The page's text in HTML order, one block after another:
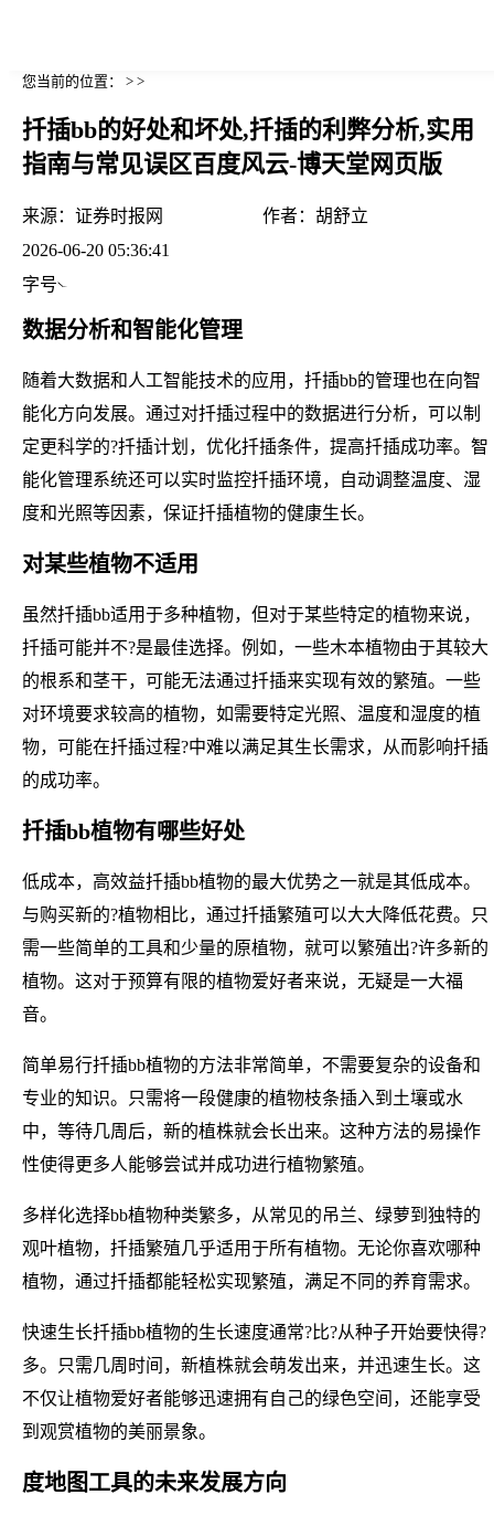
您当前的位置： > >
扦插bb的好处和坏处,扦插的利弊分析,实用
指南与常见误区百度风云-博天堂网页版
来源： 证券时报网 作者： 胡舒立
2026-06-20 05:36:41
字号
数据分析和智能化管理
随着大数据和人工智能技术的应用，扦插bb的管理也在向智
能化方向发展。通过对扦插过程中的数据进行分析，可以制
定更科学的?扦插计划，优化扦插条件，提高扦插成功率。智
能化管理系统还可以实时监控扦插环境，自动调整温度、湿
度和光照等因素，保证扦插植物的健康生长。
对某些植物不适用
虽然扦插bb适用于多种植物，但对于某些特定的植物来说，
扦插可能并不?是最佳选择。例如，一些木本植物由于其较大
的根系和茎干，可能无法通过扦插来实现有效的繁殖。一些
对环境要求较高的植物，如需要特定光照、温度和湿度的植
物，可能在扦插过程?中难以满足其生长需求，从而影响扦插
的成功率。
扦插bb植物有哪些好处
低成本，高效益扦插bb植物的最大优势之一就是其低成本。
与购买新的?植物相比，通过扦插繁殖可以大大降低花费。只
需一些简单的工具和少量的原植物，就可以繁殖出?许多新的
植物。这对于预算有限的植物爱好者来说，无疑是一大福
音。
简单易行扦插bb植物的方法非常简单，不需要复杂的设备和
专业的知识。只需将一段健康的植物枝条插入到土壤或水
中，等待几周后，新的植株就会长出来。这种方法的易操作
性使得更多人能够尝试并成功进行植物繁殖。
多样化选择bb植物种类繁多，从常见的吊兰、绿萝到独特的
观叶植物，扦插繁殖几乎适用于所有植物。无论你喜欢哪种
植物，通过扦插都能轻松实现繁殖，满足不同的养育需求。
快速生长扦插bb植物的生长速度通常?比?从种子开始要快得?
多。只需几周时间，新植株就会萌发出来，并迅速生长。这
不仅让植物爱好者能够迅速拥有自己的绿色空间，还能享受
到观赏植物的美丽景象。
度地图工具的未来发展方向